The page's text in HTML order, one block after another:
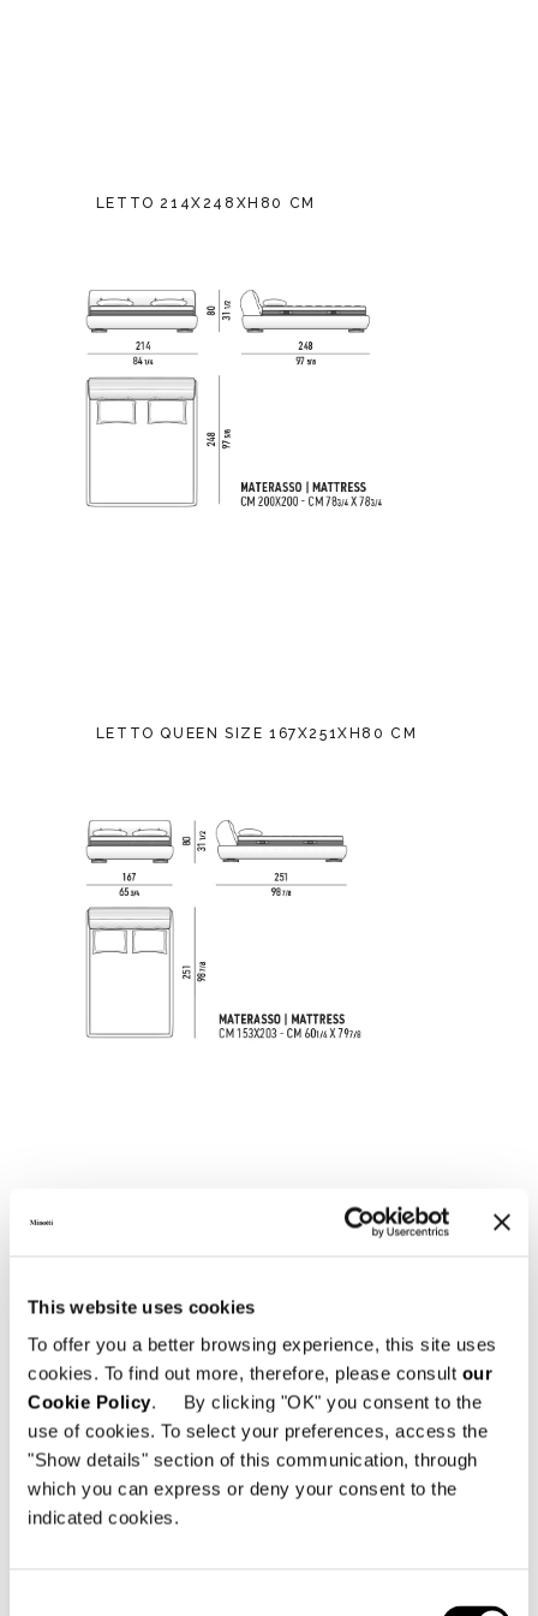
This website uses cookies
To offer you a better browsing experience, this site uses
cookies. To find out more, therefore, please consult our
Cookie Policy. By clicking "OK" you consent to the
use of cookies. To select your preferences, access the
"Show details" section of this communication, through
which you can express or deny your consent to the
indicated cookies.
LETTO 214X248XH80 CM
LETTO QUEEN SIZE 167X251XH80 CM
VEDI TUTTI
Struttura
Giroletto monoscocca autoportante in legno
molle insacchettate ricoperte in superficie